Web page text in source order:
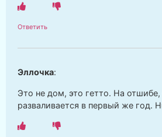
Ответить
Эллочка:
Это не дом, это гетто. На отшибе,
разваливается в первый же год.